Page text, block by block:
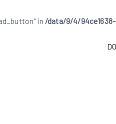
in/data/9/4/